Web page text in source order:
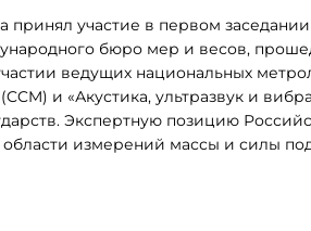
участие в первом
бюро мер и весов,
ведущих национальных
и «Акустика, ультразвук и
Экспертную позицию
области измерений массы и силы